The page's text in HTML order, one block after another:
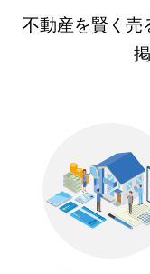
不動産を賢く売